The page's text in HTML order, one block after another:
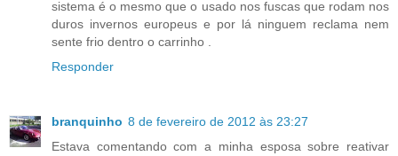
sistema é o mesmo que o usado nos fuscas que rodam nos
duros invernos europeus e por lá ninguem reclama nem
sente frio dentro o carrinho .
Responder
branquinho 8 de fevereiro de 2012 às 23:27
Estava comentando com a minha esposa sobre reativar